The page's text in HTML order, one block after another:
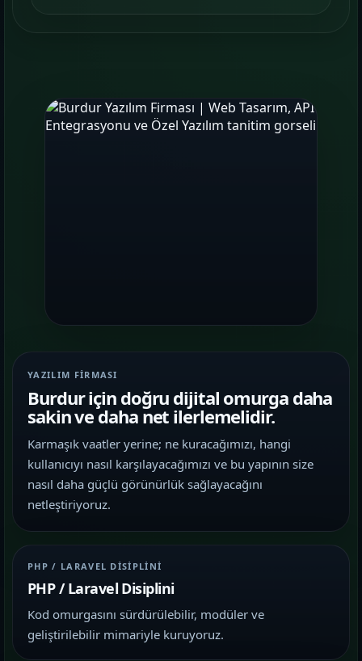
YAZILIM FIRMASI
Burdur için doğru dijital omurga daha
sakin ve daha net ilerlemelidir.
Karmaşık vaatler yerine; ne kuracağımızı, hangi
kullanıcıyı nasıl karşılayacağımızı ve bu yapının size
nasıl daha güçlü görünürlük sağlayacağını
netleştiriyoruz.
PHP / LARAVEL DISIPLINI
PHP / Laravel Disiplini
Kod omurgasını sürdürülebilir, modüler ve
geliştirilebilir mimariyle kuruyoruz.